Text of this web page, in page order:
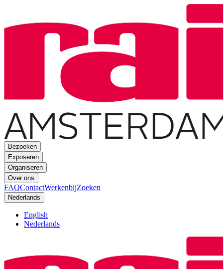
Bezoeken
Exposeren
Organiseren
Over ons
FAQContactWerkenbijZoeken
Nederlands
English
Nederlands